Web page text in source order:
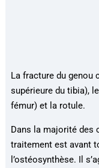
La fracture du genou
supérieure du tibia),
fémur) et la rotule.
Dans la majorité des
traitement est avant
l’ostéosynthèse. Il